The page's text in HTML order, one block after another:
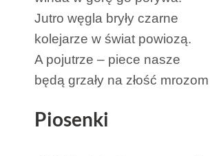
Jutro węgla bryły czarne
kolejarze w świat powiozą.
A pojutrze – piece nasze
będą grzały na złość mrozom
Piosenki